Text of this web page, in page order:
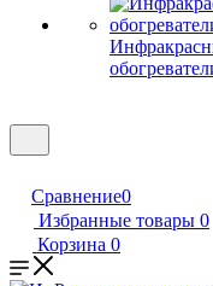
Сравнение0
Избранные товары 0
Корзина 0